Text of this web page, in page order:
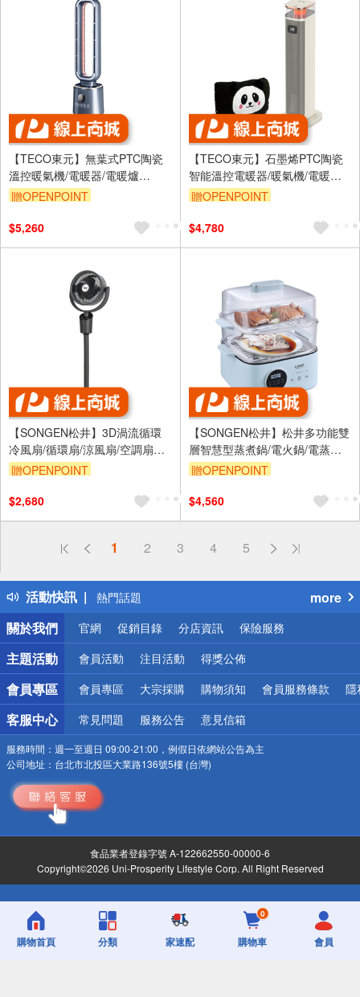
【TECO東元】無葉式PTC陶瓷
溫控暖氣機/電暖器/電暖爐
(XYFYN3009CBB)
贈OPENPOINT
$5,260
【TECO東元】石墨烯PTC陶瓷
智能溫控電暖器/暖氣機/電暖爐
(XYFYN3005CBW加贈萌趣毛絨
贈OPENPOINT
$4,780
【SONGEN松井】3D渦流循環
冷風扇/循環扇/涼風扇/空調扇
(SG-0233AR(B))
贈OPENPOINT
$2,680
【SONGEN松井】松井多功能雙
層智慧型蒸煮鍋/電火鍋/電蒸鍋/
美食鍋/料理鍋/奶瓶消毒鍋 (SG-
贈OPENPOINT
$4,560
1 2 3 4 5
活動快訊
偏遠地區配送
得獎公告
熱門話題
銀行優惠
偏遠地區配送
詐騙網頁！請小心！
more
關於我們
官網 促銷目錄 分店資訊 保險服務
主題活動 會員活動 注目活動 得獎公佈
會員專區 會員專區 大宗採購 購物須知 會員服務條款 隱
客服中心 常見問題 服務公告 意見信箱
服務時間： 週一至週日 09:00-21:00，例假日依網站公告為主
公司地址： 台北市北投區大業路136號5樓 (台灣)
食品業者登錄字號 A-122662550-00000-6
Copyright©2026 Uni-Prosperity Lifestyle Corp. All Right Reserved
購物首頁 分類 家速配
0
購物車 會員